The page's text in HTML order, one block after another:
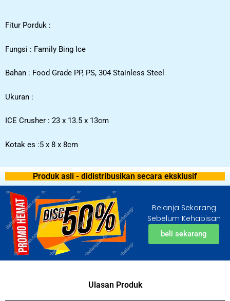
Fitur Porduk :
Fungsi : Family Bing Ice
Bahan : Food Grade PP, PS, 304 Stainless Steel
Ukuran :
ICE Crusher : 23 x 13.5 x 13cm
Kotak es :5 x 8 x 8cm
Produk asli - didistribusikan secara eksklusif
Belanja Sekarang
Sebelum Kehabisan
beli sekarang
Ulasan Produk